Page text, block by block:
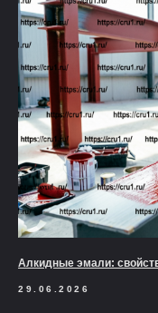
Алкидные эмали:
29.06.2026